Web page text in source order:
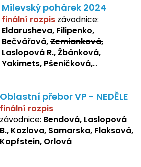
Milevský pohárek 2024
finální rozpis závodnice:
Eldarusheva, Filipenko,
Bečvářová,Zemianková,
Laslopová R., Žbánková,
Yakimets, Pšeničková,
Oblastní přebor VP - NEDĚLE
finální rozpis
závodnice: Bendová, Laslopová
B., Kozlova, Samarska, Flaksová,
Kopfstein, Orlová